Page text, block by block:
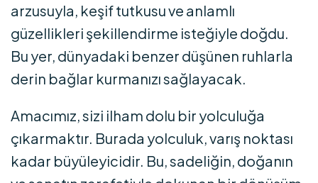
arzusuyla, keşif tutkusu ve anlamlı
güzellikleri şekillendirme isteğiyle doğdu.
Bu yer, dünyadaki benzer düşünen ruhlarla
derin bağlar kurmanızı sağlayacak.
Amacımız, sizi ilham dolu bir yolculuğa
çıkarmaktır. Burada yolculuk, varış noktası
kadar büyüleyicidir. Bu, sadeliğin, doğanın